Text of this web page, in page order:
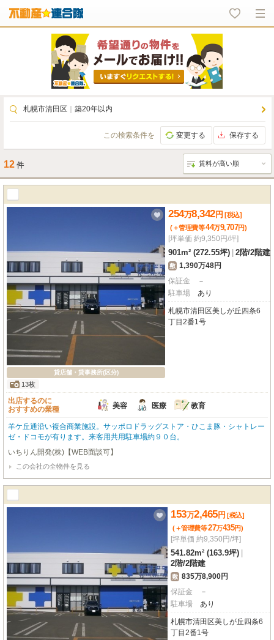
札幌市清田区 築20年以内
この検索条件を 変更する 保存する
12 件
貸店舗・貸事務所(区分)
13枚
254万8,342円 [税込]
(＋管理費等44万9,707円)
[坪単価 約9,350円/坪]
901m² (272.55坪) 2階/2階建
敷 1,390万48円
保証金
－
駐車場
あり
札幌市清田区美しが丘四条6
丁目2番1号
出店するのに
おすすめの業種
美容 医療 教育
羊ケ丘通沿い複合商業施設。サッポロドラッグストア・ひこま豚・シャトレー
ゼ・ドコモが有ります。来客用共用駐車場約９０台。
いちりん開発(株)【WEB面談可】
この会社の全物件を見る
153万2,465円 [税込]
(＋管理費等27万435円)
[坪単価 約9,350円/坪]
541.82m² (163.9坪)
2階/2階建
敷 835万8,900円
保証金
－
駐車場
あり
札幌市清田区美しが丘四条6
丁目2番1号